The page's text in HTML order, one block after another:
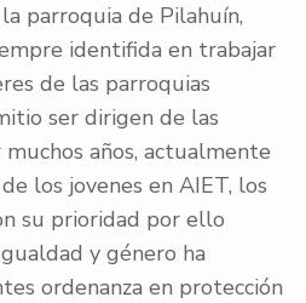
parroquia de Pilahuín,
identifida en trabajar
de las parroquias
ser dirigen de las
años, actualmente
los jovenes en AIET, los
su prioridad por ello
y género ha
ordenanza en protección